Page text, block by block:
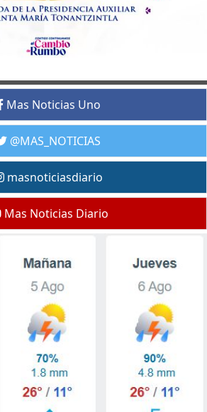
Mas Noticias Uno
@MAS_NOTICIAS
masnoticiasdiario
Mas Noticias Diario